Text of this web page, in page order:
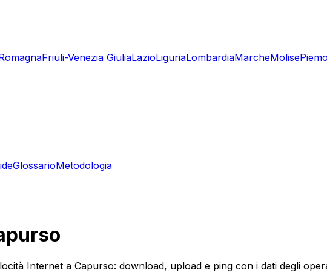
Friuli-Venezia GiuliaLazioLiguriaLombardiaMarcheMolise
GlossarioMetodologia
Internet a Capurso: download, upload e ping con i dati degli